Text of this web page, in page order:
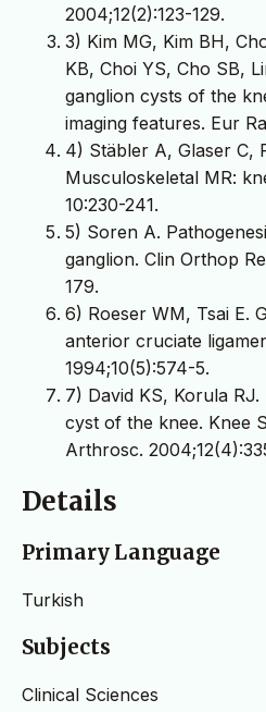
2004;12(2):123-129.
3) Kim MG, Kim BH,
KB, Choi YS, Cho SB,
ganglion cysts of the
imaging features. Eur
4) Stäbler A, Glaser C,
Musculoskeletal MR:
10:230-241.
5) Soren A.
ganglion. Clin Orthop
179.
6) Roeser WM, Tsai E.
anterior cruciate
1994;10(5):574-5.
7) David KS, Korula
cyst of the knee. Knee
Arthrosc.
Details
Primary Language
Turkish
Subjects
Clinical Sciences